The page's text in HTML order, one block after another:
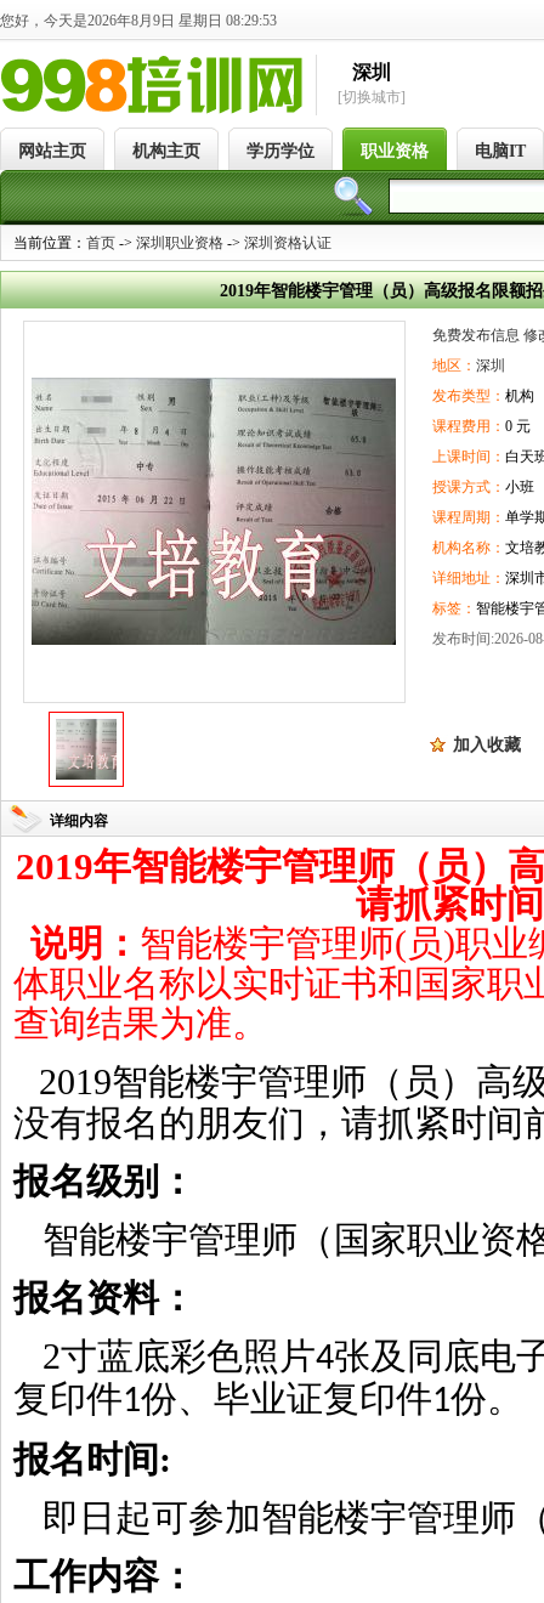
您好，今天是2026年8月9日 星期日 08:29:53
深圳
[切换城市]
网站主页 机构主页 学历学位 职业资格 电脑IT
当前位置： 首页 -> 深圳职业资格 -> 深圳资格认证
2019年智能楼宇管理（员）高级报名限额
免费发布信息 修
地区： 深圳
发布类型： 机构
课程费用： 0 元
上课时间： 白天
授课方式： 小班
课程周期： 单学
机构名称： 文培
详细地址： 深圳
标签： 智能楼宇
（员）高级证书
发布时间:2026-
加入收藏
详细内容
2019年智能楼宇管理师（员）
请抓紧时间
说明： 智能楼宇管理师(员)职业
体职业名称以实时证书和国家职
查询结果为准。
2019智能楼宇管理师（员）高
没有报名的朋友们，请抓紧时间
报名级别：
智能楼宇管理师（国家职业资
报名资料：
2寸蓝底彩色照片4张及同底电
复印件1份、毕业证复印件1份。
报名时间 :
即日起可参加智能楼宇管理师
工作内容：